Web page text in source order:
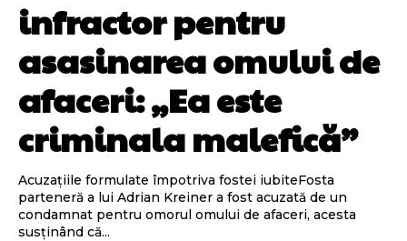
infractor pentru
asasinarea omului de
afaceri: „Ea este
criminala malefică”
Acuzațiile formulate împotriva fostei iubiteFosta
parteneră a lui Adrian Kreiner a fost acuzată de un
condamnat pentru omorul omului de afaceri, acesta
susținând că...